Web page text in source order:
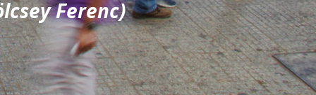
Ferenc)